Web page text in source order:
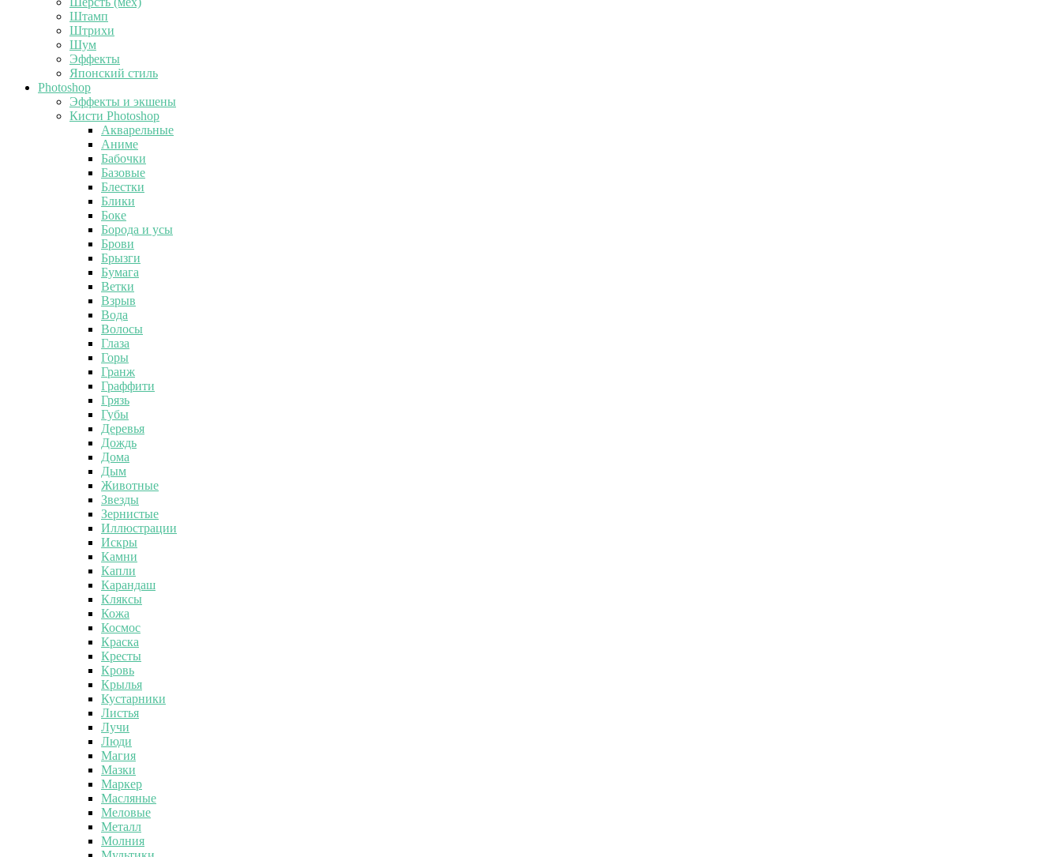
Штамп
Штрихи
Шум
Эффекты
Японский стиль
Photoshop
Эффекты и экшены
Кисти Photoshop
Акварельные
Аниме
Бабочки
Базовые
Блестки
Блики
Боке
Борода и усы
Брови
Брызги
Бумага
Ветки
Взрыв
Вода
Волосы
Глаза
Горы
Гранж
Граффити
Грязь
Губы
Деревья
Дождь
Дома
Дым
Животные
Звезды
Зернистые
Иллюстрации
Искры
Камни
Капли
Карандаш
Кляксы
Кожа
Космос
Краска
Кресты
Кровь
Крылья
Кустарники
Листья
Лучи
Люди
Магия
Мазки
Маркер
Масляные
Меловые
Металл
Молния